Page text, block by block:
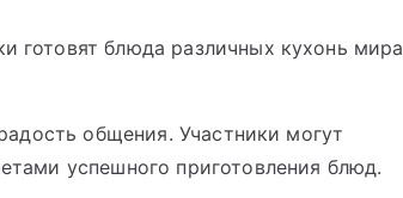
готовят блюда различных кухонь мира
общения. Участники могут
успешного приготовления блюд.